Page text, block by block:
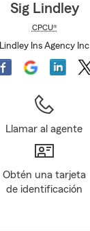
Sig Lindley
CPCU®
Lindley Ins Agency Inc
Llamar al agente
Obtén una tarjeta
de identificación